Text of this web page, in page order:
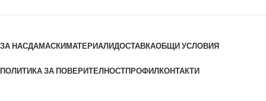
ЗА НАСДАМАСКИМАТЕРИАЛИДОСТАВКАОБЩИ УСЛОВИЯ
ПОЛИТИКА ЗА ПОВЕРИТЕЛНОСТПРОФИЛКОНТАКТИ